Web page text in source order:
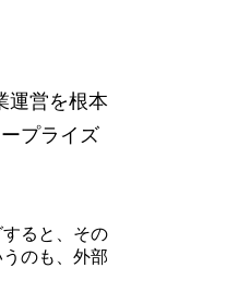
運営を根本
プライズ
ると、その
のも、外部